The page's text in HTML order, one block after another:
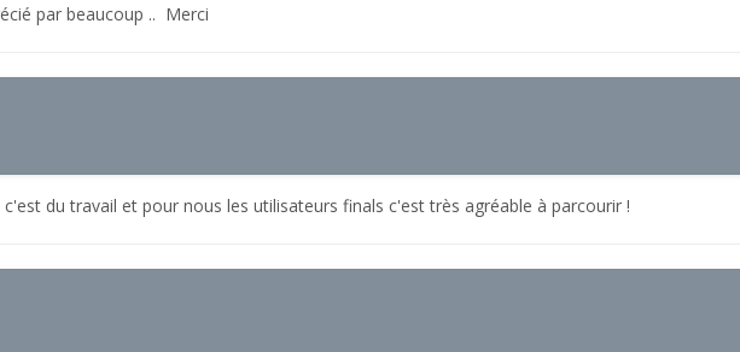
par beaucoup .. Merci
du travail et pour nous les utilisateurs finals c'est très agréable à parcourir !